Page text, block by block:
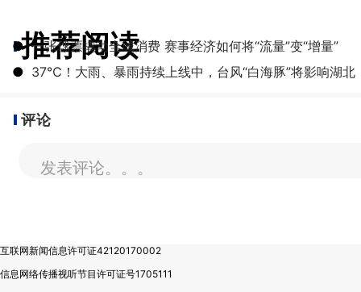
推荐阅读
● 一张球票撬动全城消费 赛事经济如何将“流量”变“增量”
● ​37℃！大雨、暴雨持续上线中，台风“白海豚”将影响湖北
评论
发表评论。。。
互联网新闻信息许可证42120170002
信息网络传播视听节目许可证号1705111